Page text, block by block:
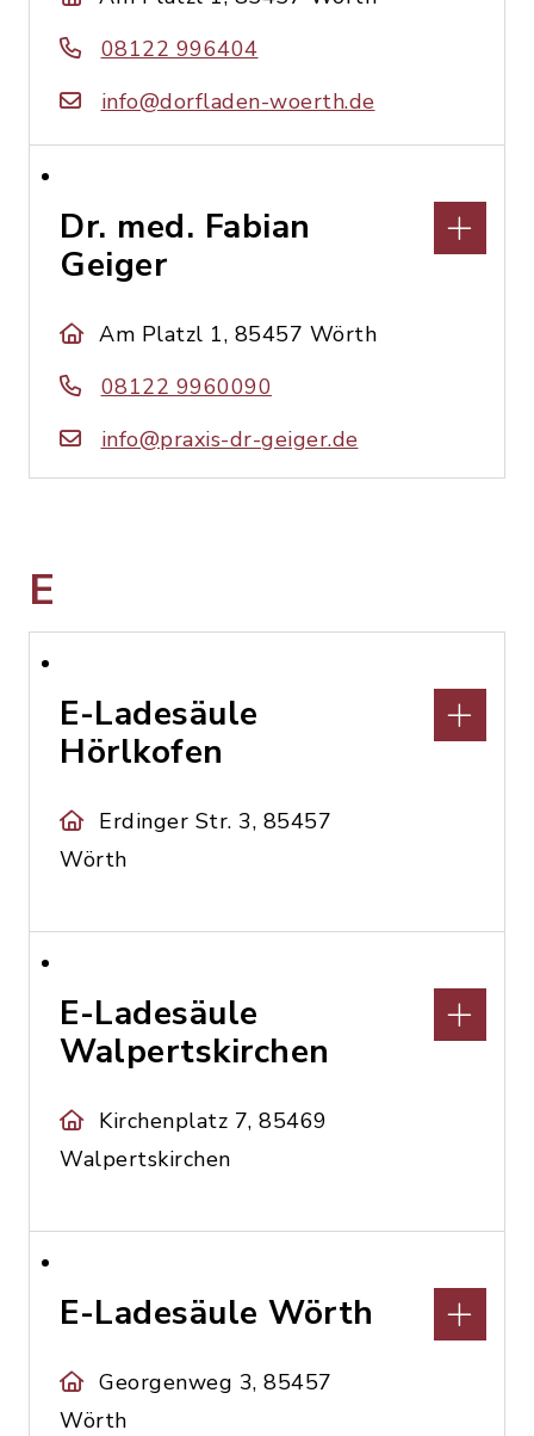
08122 996404
info@dorfladen-woerth.de
Dr. med. Fabian
Geiger
Am Platzl 1, 85457 Wörth
08122 9960090
info@praxis-dr-geiger.de
E
E-Ladesäule
Hörlkofen
Erdinger Str. 3, 85457
Wörth
E-Ladesäule
Walpertskirchen
Kirchenplatz 7, 85469
Walpertskirchen
E-Ladesäule Wörth
Georgenweg 3, 85457
Wörth